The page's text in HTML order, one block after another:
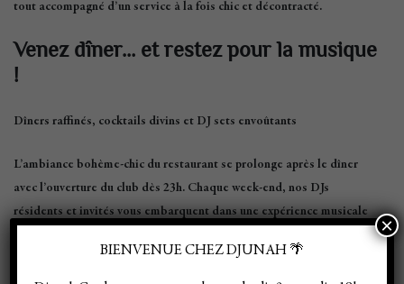
tout accompagné d’un service à la fois chic et décontracté.
Venez dîner… et restez pour la musique
!
Dîners raffinés, cocktails divins et DJ sets envoûtants
L’ambiance bohème-chic du restaurant se prolonge après le dîner
avec l’ouverture du club dès 23h. Chaque week-end, nos DJs
résidents et invités vous embarquent dans une expérience musicale
BIENVENUE CHEZ DJUNAH 🌴
×